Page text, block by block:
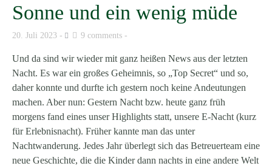
Sonne und ein wenig müde
20. Juli 2023 9 comments
Und da sind wir wieder mit ganz heißen News aus der letzten
Nacht. Es war ein großes Geheimnis, so „Top Secret“ und so,
daher konnte und durfte ich gestern noch keine Andeutungen
machen. Aber nun: Gestern Nacht bzw. heute ganz früh
morgens fand eines unser Highlights statt, unsere E-Nacht (kurz
für Erlebnisnacht). Früher kannte man das unter
Nachtwanderung. Jedes Jahr überlegt sich das Betreuerteam eine
neue Geschichte, die die Kinder dann nachts in eine andere Welt